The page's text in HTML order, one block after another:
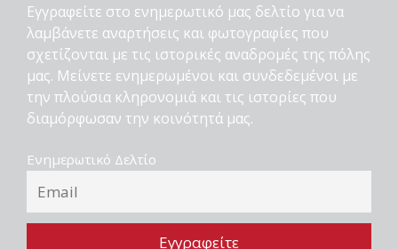
Εγγραφείτε στο ενημερωτικό μας δελτίο για να
λαμβάνετε αναρτήσεις και φωτογραφίες που
σχετίζονται με τις ιστορικές αναδρομές της πόλης
μας. Μείνετε ενημερωμένοι και συνδεδεμένοι με
την πλούσια κληρονομιά και τις ιστορίες που
διαμόρφωσαν την κοινότητά μας.
Ενημερωτικό Δελτίο